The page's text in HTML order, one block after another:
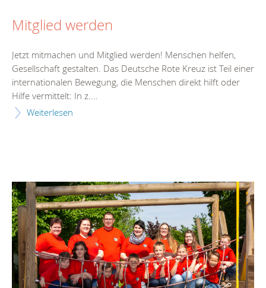
Mitglied werden
Jetzt mitmachen und Mitglied werden! Menschen helfen,
Gesellschaft gestalten. Das Deutsche Rote Kreuz ist Teil einer
internationalen Bewegung, die Menschen direkt hilft oder
Hilfe vermittelt: In z....
Weiterlesen